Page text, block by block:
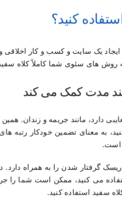
کنید؟
یک سایت و کسب و کار
روش های سئوی شما کاملاً کلاه
دارد، مانند جریمه و زندان.
به معنای تضمین خودکار رتبه
است.
گرفتار شدن را به همراه
می کنید، ممکن است شما را
سفید استفاده کنید.